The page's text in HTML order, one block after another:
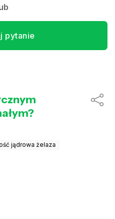
pytanie
jądrowa żelaza